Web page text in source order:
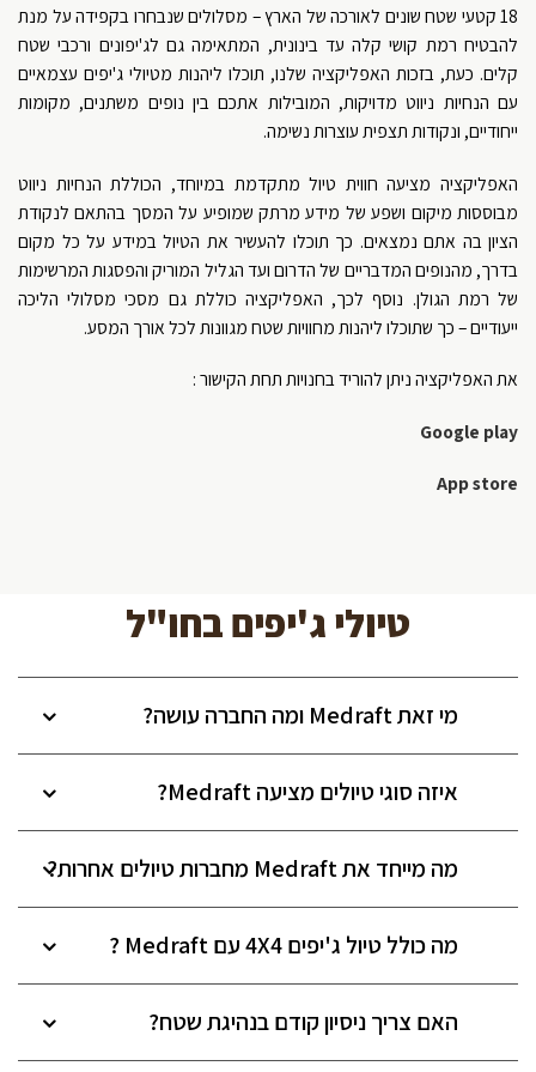
18 קטעי שטח שונים לאורכה של הארץ – מסלולים שנבחרו בקפידה על מנת
להבטיח רמת קושי קלה עד בינונית, המתאימה גם לג'יפונים ורכבי שטח
קלים. כעת, בזכות האפליקציה שלנו, תוכלו ליהנות מטיולי ג'יפים עצמאיים
עם הנחיות ניווט מדויקות, המובילות אתכם בין נופים משתנים, מקומות
ייחודיים, ונקודות תצפית עוצרות נשימה.
האפליקציה מציעה חווית טיול מתקדמת במיוחד, הכוללת הנחיות ניווט
מבוססות מיקום ושפע של מידע מרתק שמופיע על המסך בהתאם לנקודת
הציון בה אתם נמצאים. כך תוכלו להעשיר את הטיול במידע על כל מקום
בדרך, מהנופים המדבריים של הדרום ועד הגליל המוריק והפסגות המרשימות
של רמת הגולן. נוסף לכך, האפליקציה כוללת גם מסכי מסלולי הליכה
ייעודיים – כך שתוכלו ליהנות מחוויות שטח מגוונות לכל אורך המסע.
את האפליקציה ניתן להוריד בחנויות תחת הקישור :
Google play
App store
טיולי ג'יפים בחו"ל
מי זאת Medraft ומה החברה עושה?
איזה סוגי טיולים מציעה Medraft?
מה מייחד את Medraft מחברות טיולים אחרות?
מה כולל טיול ג'יפים 4X4 עם Medraft ?
האם צריך ניסיון קודם בנהיגת שטח?